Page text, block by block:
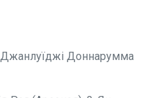
Джанлуїджі Доннарумма